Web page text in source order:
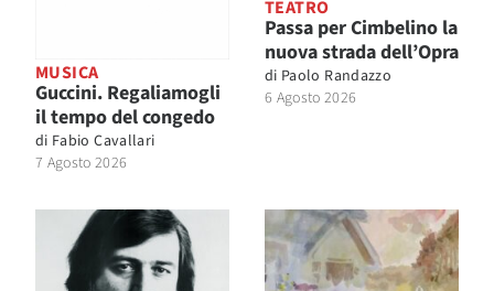
MUSICA
Guccini. Regaliamogli
il tempo del congedo
di Fabio Cavallari
7 Agosto 2026
TEATRO
Passa per Cimbelino la
nuova strada dell’Opra
di Paolo Randazzo
6 Agosto 2026